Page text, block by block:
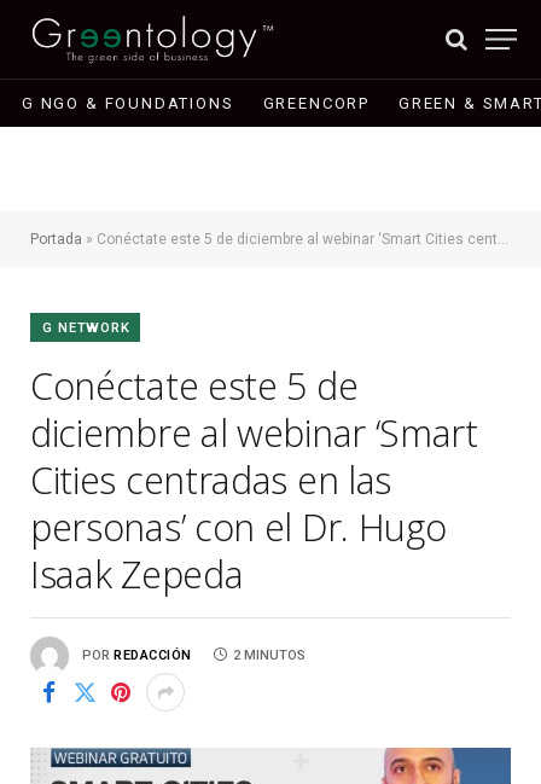
G NGO & FOUNDATIONS GREENCORP GREEN &
Portada » Conéctate este 5 de diciembre al webinar ‘Smart Cities centradas en las personas’ con el Dr. Hugo Isaak Zepeda
G NETWORK
Conéctate este 5 de
diciembre al webinar ‘Smart
Cities centradas en las
personas’ con el Dr. Hugo
Isaak Zepeda
POR REDACCIÓN 2 MINUTOS